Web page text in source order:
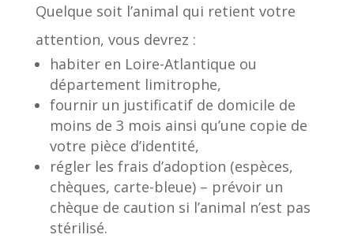
Quelque soit l’animal qui retient votre
attention, vous devrez :
habiter en Loire-Atlantique ou
département limitrophe,
fournir un justificatif de domicile de
moins de 3 mois ainsi qu’une copie de
votre pièce d’identité,
régler les frais d’adoption (espèces,
chèques, carte-bleue) – prévoir un
chèque de caution si l’animal n’est pas
stérilisé.